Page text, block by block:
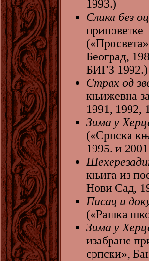
1993.)
Слика без
приповетке
Београд,
БИГЗ 1992.)
Страх од
књижевна
1991, 1992,
Зима у
(«Српска
1995. и
књига из
Нови Сад,
Писац и
(«Рашка
Зима у
изабране
српски»,